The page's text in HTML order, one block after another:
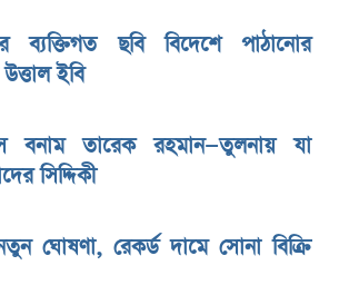
ব্যক্তিগত ছবি বিদেশে পাঠানোর
ইবি
তারেক রহমান—তুলনায় যা
সিদ্দিকী
ঘোষণা, রেকর্ড দামে সোনা বিক্রি